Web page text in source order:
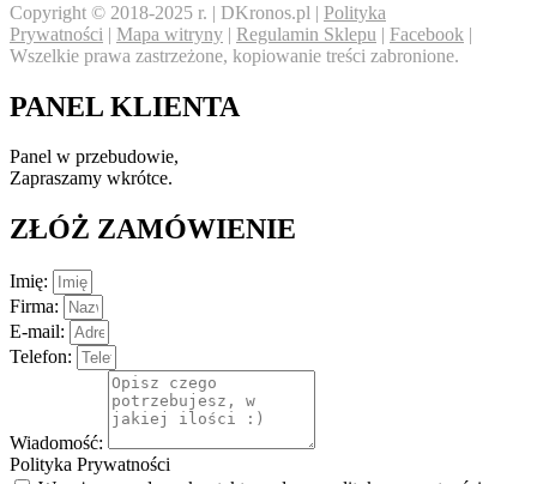
Copyright © 2018-2025 r. | DKronos.pl | Polityka
Prywatności | Mapa witryny | Regulamin Sklepu | Facebook |
Wszelkie prawa zastrzeżone, kopiowanie treści zabronione.
PANEL KLIENTA
Panel w przebudowie,
Zapraszamy wkrótce.
ZŁÓŻ ZAMÓWIENIE
Imię:
Firma:
E-mail:
Telefon:
Wiadomość:
Polityka Prywatności